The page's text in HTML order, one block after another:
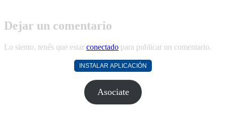
Dejar un comentario
Lo siento, tenés que estar conectado para publicar un comentario.
INSTALAR APLICACIÓN
Asociate